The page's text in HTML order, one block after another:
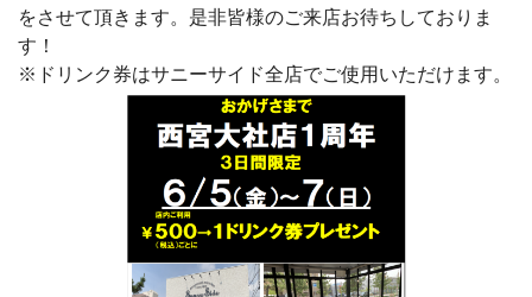
をさせて頂きます。是非皆様のご来店お待ちしておりま
す！
※ドリンク券はサニーサイド全店でご使用いただけます。